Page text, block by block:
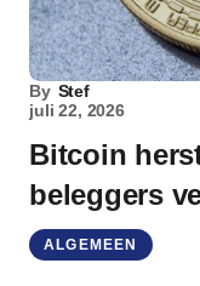
By Stef
juli 22, 2026
Bitcoin
beleggers
ALGEMEEN